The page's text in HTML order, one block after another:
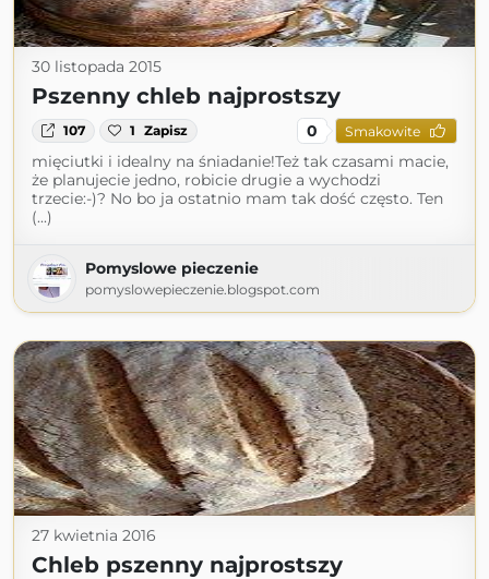
30 listopada 2015
Pszenny chleb najprostszy
107 1 Zapisz 0 Smakowite
mięciutki i idealny na śniadanie!Też tak czasami macie,
że planujecie jedno, robicie drugie a wychodzi
trzecie:-)? No bo ja ostatnio mam tak dość często. Ten
(...)
Pomyslowe pieczenie
pomyslowepieczenie.blogspot.com
27 kwietnia 2016
Chleb pszenny najprostszy